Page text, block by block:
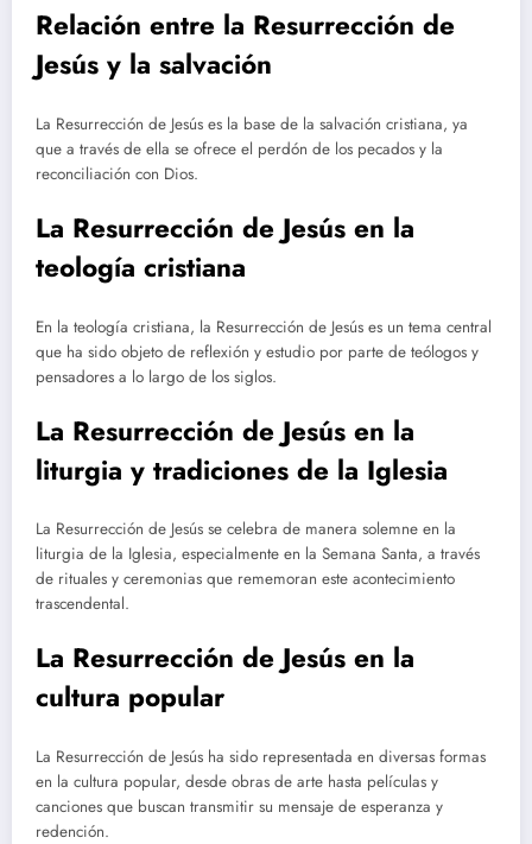
Relación entre la Resurrección de
Jesús y la salvación
La Resurrección de Jesús es la base de la salvación cristiana, ya
que a través de ella se ofrece el perdón de los pecados y la
reconciliación con Dios.
La Resurrección de Jesús en la
teología cristiana
En la teología cristiana, la Resurrección de Jesús es un tema central
que ha sido objeto de reflexión y estudio por parte de teólogos y
pensadores a lo largo de los siglos.
La Resurrección de Jesús en la
liturgia y tradiciones de la Iglesia
La Resurrección de Jesús se celebra de manera solemne en la
liturgia de la Iglesia, especialmente en la Semana Santa, a través
de rituales y ceremonias que rememoran este acontecimiento
trascendental.
La Resurrección de Jesús en la
cultura popular
La Resurrección de Jesús ha sido representada en diversas formas
en la cultura popular, desde obras de arte hasta películas y
canciones que buscan transmitir su mensaje de esperanza y
redención.